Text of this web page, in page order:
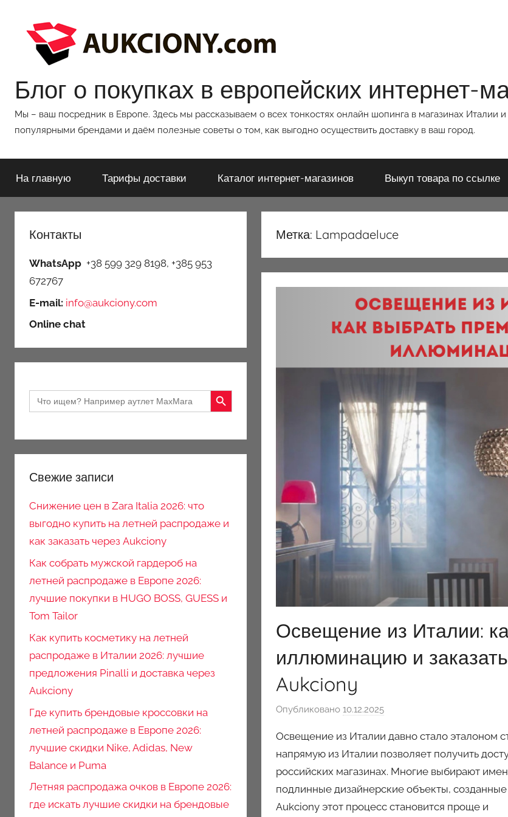
содержимому
Блог о покупках в европейских интернет-
Мы – ваш посредник в Европе. Здесь мы рассказываем о всех тонкостях онлайн шопинга в магазинах Италии
популярными брендами и даём полезные советы о том, как выгодно осуществить доставку в ваш город.
На главную Тарифы доставки Каталог интернет-магазинов Выкуп товара по ссылке
Метка: Lampadaeluce
Освещение из Италии:
иллюминацию и
Aukciony
Опубликовано 10.12.2025а
т
о
р
о
м
Освещение из Италии давно стало эталоном
напрямую из Италии позволяет получить
российских магазинах. Многие выбирают
подлинные дизайнерские объекты,
Aukciony этот процесс становится проще и
Контакты
WhatsApp +38 599 329 8198, +385 953
672767
E-mail: info@aukciony.com
Online chat
Search
for:
Search Button
Свежие записи
Снижение цен в Zara Italia 2026: что
выгодно купить на летней распродаже и
как заказать через Aukciony
Как собрать мужской гардероб на
летней распродаже в Европе 2026:
лучшие покупки в HUGO BOSS, GUESS и
Tom Tailor
Как купить косметику на летней
распродаже в Италии 2026: лучшие
предложения Pinalli и доставка через
Aukciony
Где купить брендовые кроссовки на
летней распродаже в Европе 2026:
лучшие скидки Nike, Adidas, New
Balance и Puma
Летняя распродажа очков в Европе 2026:
где искать лучшие скидки на брендовые